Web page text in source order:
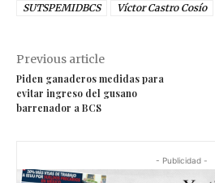
SUTSPEMIDBCS
Víctor Castro Cosío
Previous article
Piden ganaderos medidas para
evitar ingreso del gusano
barrenador a BCS
- Publicidad -